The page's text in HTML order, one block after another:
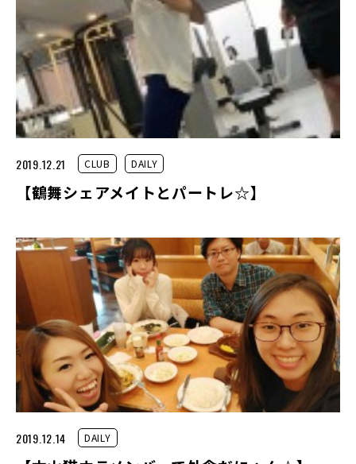
2019.12.21 CLUB DAILY
【鶴舞シェアメイトとパートレ☆】
2019.12.14 DAILY